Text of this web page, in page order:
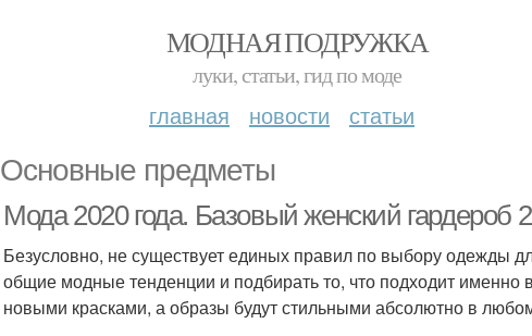
МОДНАЯ ПОДРУЖКА
луки, статьи, гид по моде
главная новости статьи
Основные предметы
Мода 2020 года. Базовый женский
Безусловно, не существует единых правил по выбору одежды
общие модные тенденции и подбирать то, что подходит именно
новыми красками, а образы будут стильными абсолютно в